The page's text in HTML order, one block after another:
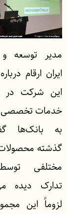
مدیر توسعه
ایران ارقام
این شرکت در
خدمات تخصصی
به بانک‌ها
گذشته محصولات
مختلفی
تدارک دیده
لزوماً این